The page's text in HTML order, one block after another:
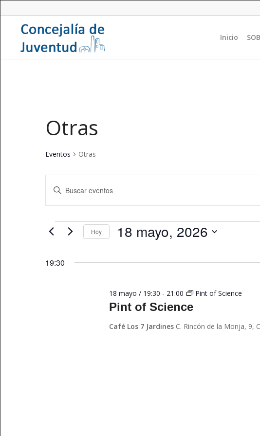
Inicio
Otras
Eventos Otras
Navegación
de
búsqueda
y
vistas
Eventos
Introduce
clave.
Busca
para
Eventos
Hoy 18 mayo, 2026
19:30
Pint of Science
18 mayo / 19:30 - 21:00 Pint of Science
Café Los 7 Jardines C. Rincón de la Monja, 9,